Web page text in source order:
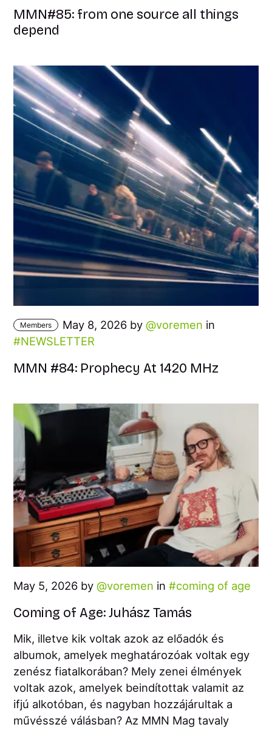
MMN#85: from one source all things
depend
Members May 8, 2026 by voremen in
NEWSLETTER
MMN #84: Prophecy At 1420 MHz
May 5, 2026 by voremen in coming of age
Coming of Age: Juhász Tamás
Mik, illetve kik voltak azok az előadók és
albumok, amelyek meghatározóak voltak egy
zenész fiatalkorában? Mely zenei élmények
voltak azok, amelyek beindítottak valamit az
ifjú alkotóban, és nagyban hozzájárultak a
művésszé válásban? Az MMN Mag tavaly